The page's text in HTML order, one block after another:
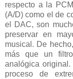
respecto a la
(A/D) como el de
el DAC, son
preservar en
musical. De
más que un
analógica original.
proceso de